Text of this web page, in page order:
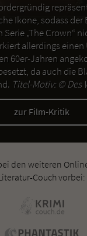
Ikone, sodass der
„The Crown“
allerdings
60er-Jahren
da auch die
Titel-Motiv: ©Des
zur Film-Kritik
den weiteren
Couch vorbei: